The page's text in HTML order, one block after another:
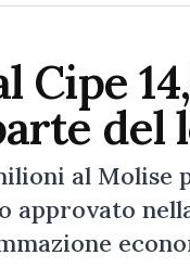
del
milioni al
approvato